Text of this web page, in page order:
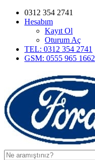
0312 354 2741
Hesabım
Kayıt Ol
Oturum Aç
TEL: 0312 354 2741
GSM: 0555 965 1662